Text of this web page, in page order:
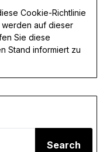
Cookie-Richtlinie
auf dieser
Sie diese
Stand informiert zu
Search